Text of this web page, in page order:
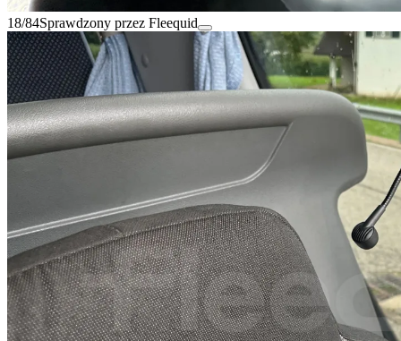
18/84Sprawdzony przez Fleequid